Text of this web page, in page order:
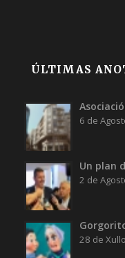
ÚLTIMAS
6 de
Un plan
2 de
28 de